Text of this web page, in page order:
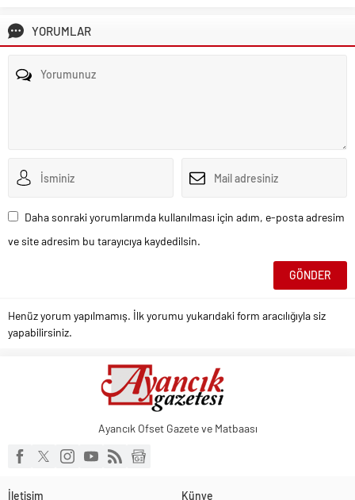
YORUMLAR
Daha sonraki yorumlarımda kullanılması için adım, e-posta adresim
ve site adresim bu tarayıcıya kaydedilsin.
Henüz yorum yapılmamış. İlk yorumu yukarıdaki form aracılığıyla siz
yapabilirsiniz.
Ayancık Ofset Gazete ve Matbaası
İletişim Künye